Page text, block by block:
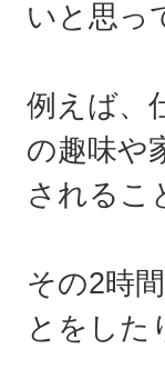
いと思っ
例えば、
の趣味や
されるこ
その2時
とをした